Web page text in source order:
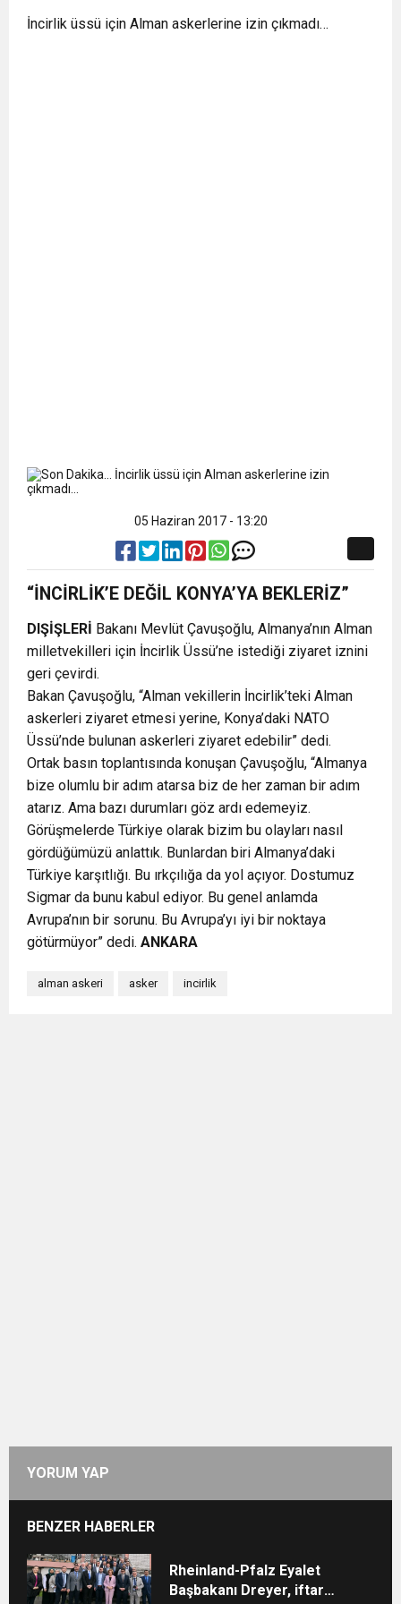
İncirlik üssü için Alman askerlerine izin çıkmadı…
05 Haziran 2017 - 13:20
“İNCİRLİK’E DEĞİL KONYA’YA BEKLERİZ”
DIŞİŞLERİ Bakanı Mevlüt Çavuşoğlu, Almanya’nın Alman
milletvekilleri için İncirlik Üssü’ne istediği ziyaret iznini
geri çevirdi.
Bakan Çavuşoğlu, “Alman vekillerin İncirlik’teki Alman
askerleri ziyaret etmesi yerine, Konya’daki NATO
Üssü’nde bulunan askerleri ziyaret edebilir” dedi.
Ortak basın toplantısında konuşan Çavuşoğlu, “Almanya
bize olumlu bir adım atarsa biz de her zaman bir adım
atarız. Ama bazı durumları göz ardı edemeyiz.
Görüşmelerde Türkiye olarak bizim bu olayları nasıl
gördüğümüzü anlattık. Bunlardan biri Almanya’daki
Türkiye karşıtlığı. Bu ırkçılığa da yol açıyor. Dostumuz
Sigmar da bunu kabul ediyor. Bu genel anlamda
Avrupa’nın bir sorunu. Bu Avrupa’yı iyi bir noktaya
götürmüyor” dedi. ANKARA
alman askeri asker incirlik
YORUM YAP
BENZER HABERLER
Rheinland-Pfalz Eyalet
Başbakanı Dreyer, iftar